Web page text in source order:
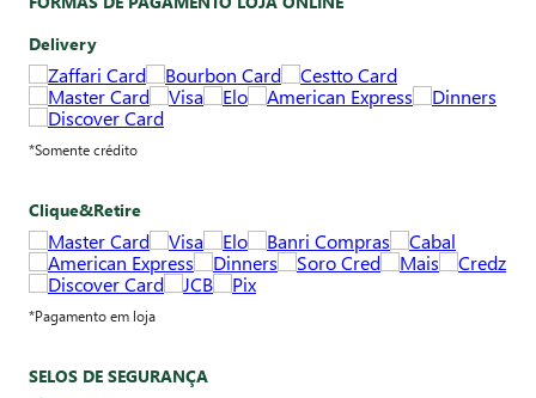
Delivery
*Somente crédito
Clique&Retire
*Pagamento em loja
SELOS DE SEGURANÇA